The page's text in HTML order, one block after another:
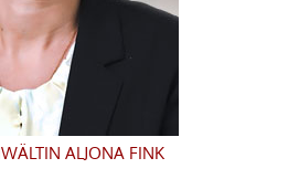
ALJONA FINK